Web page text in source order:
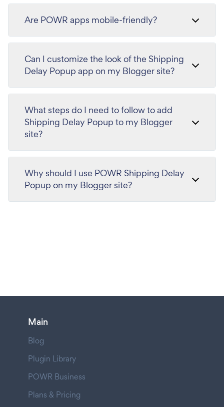
Are POWR apps mobile-friendly?
Can I customize the look of the Shipping
Delay Popup app on my Blogger site?
What steps do I need to follow to add
Shipping Delay Popup to my Blogger
site?
Why should I use POWR Shipping Delay
Popup on my Blogger site?
Main
Blog
Plugin Library
POWR Business
Plans & Pricing